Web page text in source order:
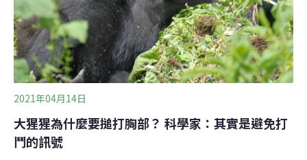
往其它區域覓食。
2021年04月14日
大猩猩為什麼要搥打胸部？ 科學家：其實是避免打
鬥的訊號